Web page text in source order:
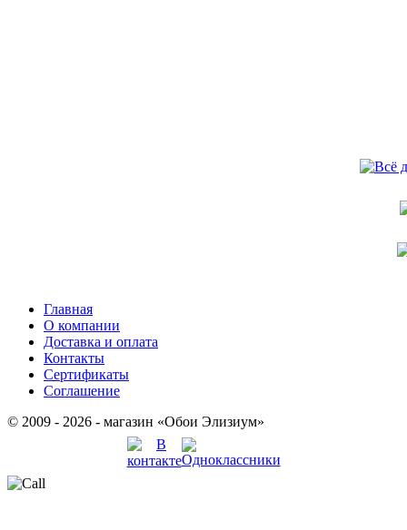
Главная
О компании
Доставка и оплата
Контакты
Сертификаты
Соглашение
© 2009 - 2026 - магазин «Обои Элизиум»